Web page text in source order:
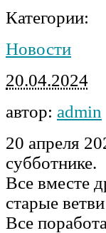
Категории:
Новости
20.04.2024
автор: admin
20 апреля
субботнике.
Все вместе
старые
Все